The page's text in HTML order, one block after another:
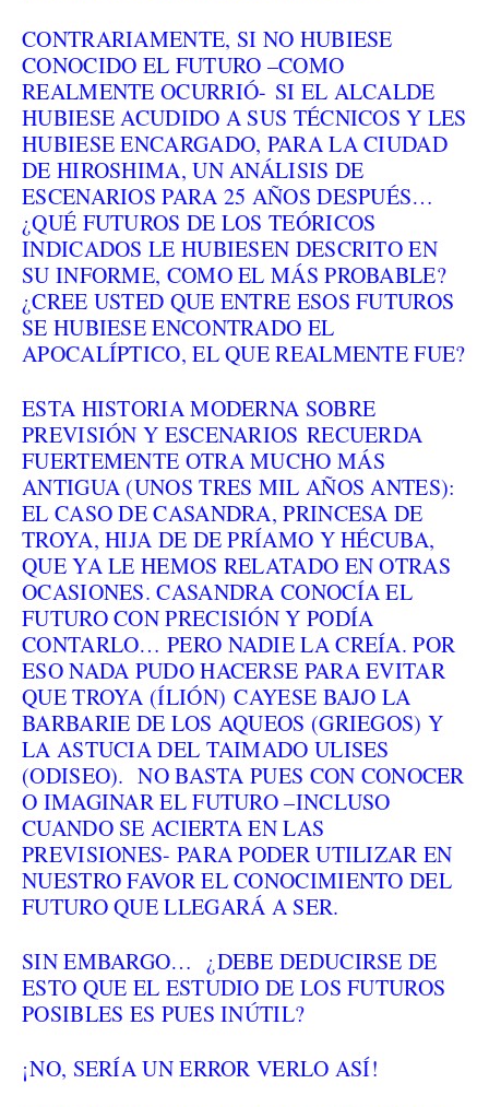
CONTRARIAMENTE, SI NO HUBIESE
CONOCIDO EL FUTURO –COMO
REALMENTE OCURRIÓ- SI EL ALCALDE
HUBIESE ACUDIDO A SUS TÉCNICOS Y LES
HUBIESE ENCARGADO, PARA LA CIUDAD
DE HIROSHIMA, UN ANÁLISIS DE
ESCENARIOS PARA 25 AÑOS DESPUÉS…
¿QUÉ FUTUROS DE LOS TEÓRICOS
INDICADOS LE HUBIESEN DESCRITO EN
SU INFORME, COMO EL MÁS PROBABLE?
¿CREE USTED QUE ENTRE ESOS FUTUROS
SE HUBIESE ENCONTRADO EL
APOCALÍPTICO, EL QUE REALMENTE FUE?
ESTA HISTORIA MODERNA SOBRE
PREVISIÓN Y ESCENARIOS RECUERDA
FUERTEMENTE OTRA MUCHO MÁS
ANTIGUA (UNOS TRES MIL AÑOS ANTES):
EL CASO DE CASANDRA, PRINCESA DE
TROYA, HIJA DE DE PRÍAMO Y HÉCUBA,
QUE YA LE HEMOS RELATADO EN OTRAS
OCASIONES. CASANDRA CONOCÍA EL
FUTURO CON PRECISIÓN Y PODÍA
CONTARLO… PERO NADIE LA CREÍA. POR
ESO NADA PUDO HACERSE PARA EVITAR
QUE TROYA (ÍLIÓN) CAYESE BAJO LA
BARBARIE DE LOS AQUEOS (GRIEGOS) Y
LA ASTUCIA DEL TAIMADO ULISES
(ODISEO). NO BASTA PUES CON CONOCER
O IMAGINAR EL FUTURO –INCLUSO
CUANDO SE ACIERTA EN LAS
PREVISIONES- PARA PODER UTILIZAR EN
NUESTRO FAVOR EL CONOCIMIENTO DEL
FUTURO QUE LLEGARÁ A SER.
SIN EMBARGO… ¿DEBE DEDUCIRSE DE
ESTO QUE EL ESTUDIO DE LOS FUTUROS
POSIBLES ES PUES INÚTIL?
¡NO, SERÍA UN ERROR VERLO ASÍ!